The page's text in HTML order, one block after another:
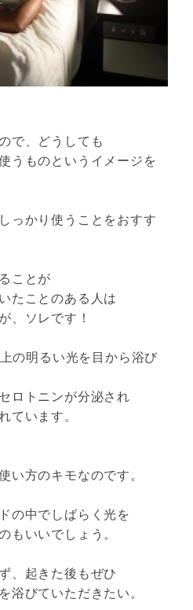
で、どうしても
うものというイメージを
っかり使うことをおすす
ことが
たことのある人は
、ソレです！
の明るい光を目から浴び
ロトニンが分泌され
ています。
い方のキモなのです。
の中でしばらく光を
もいいでしょう。
、起きた後もぜひ
浴びていただきたい。